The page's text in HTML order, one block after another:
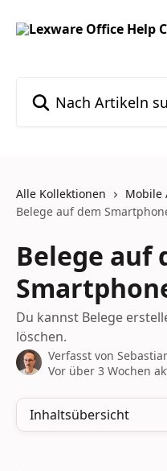
Alle Kollektionen
Mobile
Belege auf dem
Belege auf
Du kannst Belege
löschen.
Verfasst von
Vor über 3 Wochen
Inhaltsübersicht